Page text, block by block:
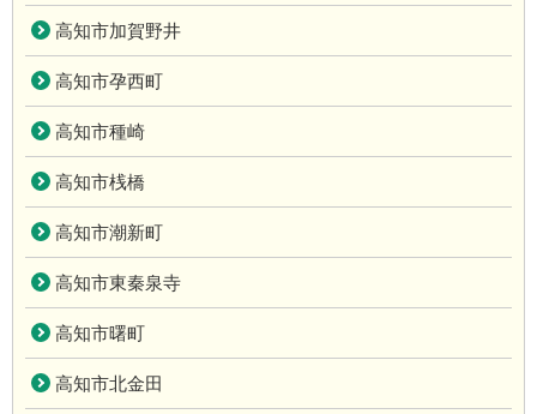
高知市加賀野井
高知市孕西町
高知市種崎
高知市桟橋
高知市潮新町
高知市東秦泉寺
高知市曙町
高知市北金田